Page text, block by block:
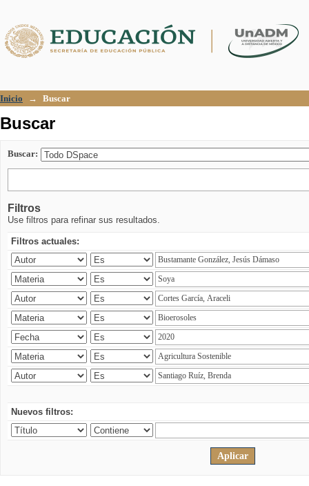
Inicio → Buscar
Buscar
Buscar:
Filtros
Use filtros para refinar sus resultados.
Filtros actuales:
Nuevos filtros: